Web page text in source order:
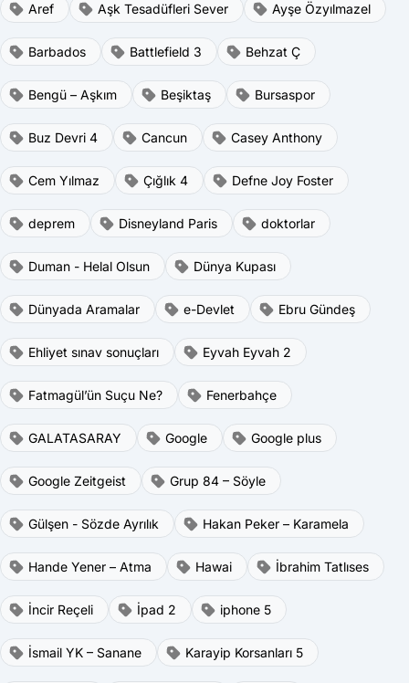
Aref Aşk Tesadüfleri Sever Ayşe Özyılmazel
Barbados Battlefield 3 Behzat Ç
Bengü – Aşkım Beşiktaş Bursaspor
Buz Devri 4 Cancun Casey Anthony
Cem Yılmaz Çığlık 4 Defne Joy Foster
deprem Disneyland Paris doktorlar
Duman - Helal Olsun Dünya Kupası
Dünyada Aramalar e-Devlet Ebru Gündeş
Ehliyet sınav sonuçları Eyvah Eyvah 2
Fatmagül’ün Suçu Ne? Fenerbahçe
GALATASARAY Google Google plus
Google Zeitgeist Grup 84 – Söyle
Gülşen - Sözde Ayrılık Hakan Peker – Karamela
Hande Yener – Atma Hawai İbrahim Tatlıses
İncir Reçeli İpad 2 iphone 5
İsmail YK – Sanane Karayip Korsanları 5